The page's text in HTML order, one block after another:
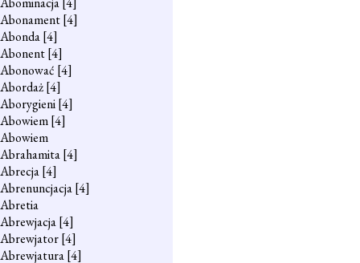
Abonament[4]
Abonda[4]
Abonent[4]
Abonować [4]
Abordaż[4]
Aborygieni[4]
Abowiem[4]
Abowiem
Abrahamita[4]
Abrecja[4]
Abrenuncjacja[4]
Abretia
Abrewjacja[4]
Abrewjator[4]
Abrewjatura[4]